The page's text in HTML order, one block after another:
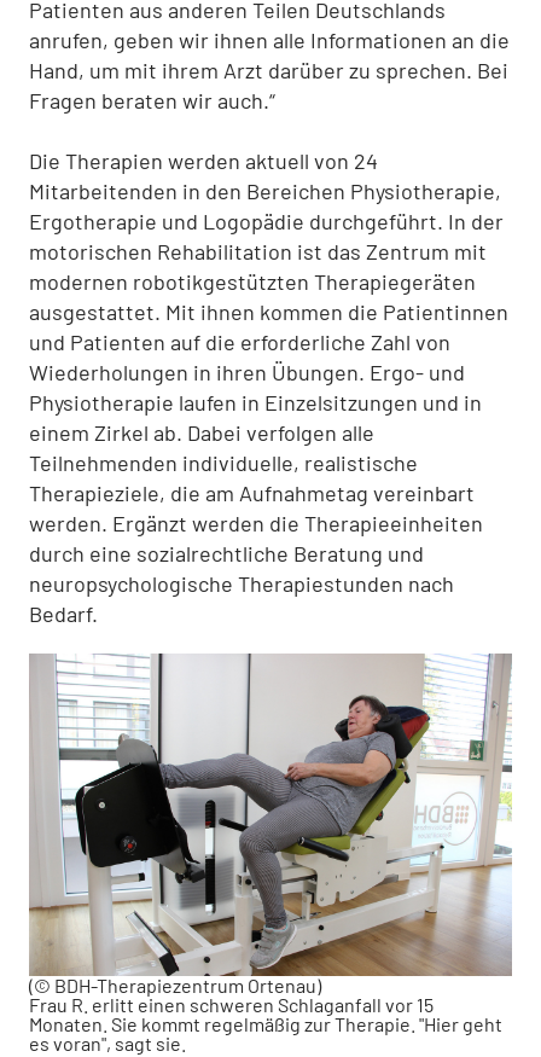
Patienten aus anderen Teilen Deutschlands
anrufen, geben wir ihnen alle Informationen an die
Hand, um mit ihrem Arzt darüber zu sprechen. Bei
Fragen beraten wir auch.“
Die Therapien werden aktuell von 24
Mitarbeitenden in den Bereichen Physiotherapie,
Ergotherapie und Logopädie durchgeführt. In der
motorischen Rehabilitation ist das Zentrum mit
modernen robotikgestützten Therapiegeräten
ausgestattet. Mit ihnen kommen die Patientinnen
und Patienten auf die erforderliche Zahl von
Wiederholungen in ihren Übungen. Ergo- und
Physiotherapie laufen in Einzelsitzungen und in
einem Zirkel ab. Dabei verfolgen alle
Teilnehmenden individuelle, realistische
Therapieziele, die am Aufnahmetag vereinbart
werden. Ergänzt werden die Therapieeinheiten
durch eine sozialrechtliche Beratung und
neuropsychologische Therapiestunden nach
Bedarf.
(© BDH-Therapiezentrum Ortenau)
Frau R. erlitt einen schweren Schlaganfall vor 15
Monaten. Sie kommt regelmäßig zur Therapie. "Hier geht
es voran", sagt sie.